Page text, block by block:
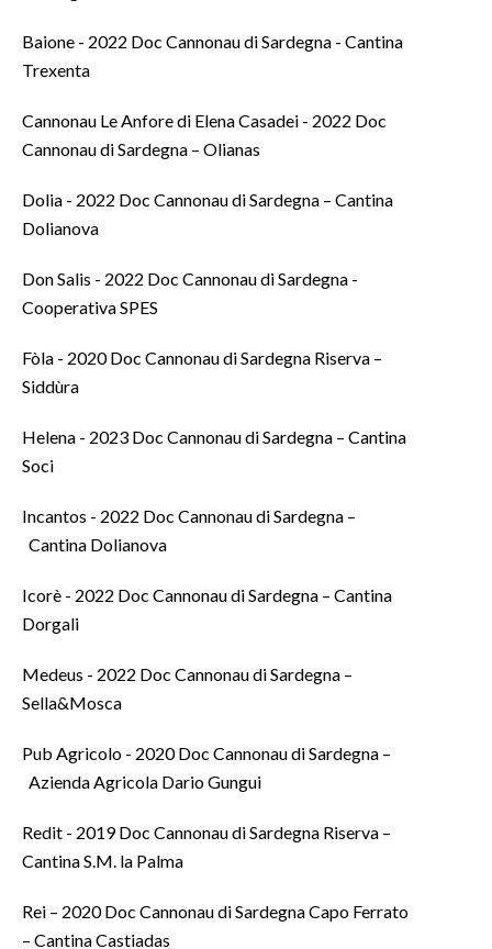
Baione - 2022 Doc Cannonau di Sardegna - Cantina
Trexenta
Cannonau Le Anfore di Elena Casadei - 2022 Doc
Cannonau di Sardegna – Olianas
Dolia - 2022 Doc Cannonau di Sardegna – Cantina
Dolianova
Don Salis - 2022 Doc Cannonau di Sardegna -
Cooperativa SPES
Fòla - 2020 Doc Cannonau di Sardegna Riserva –
Siddùra
Helena - 2023 Doc Cannonau di Sardegna – Cantina
Soci
Incantos - 2022 Doc Cannonau di Sardegna –
Cantina Dolianova
Icorè - 2022 Doc Cannonau di Sardegna – Cantina
Dorgali
Medeus - 2022 Doc Cannonau di Sardegna –
Sella&Mosca
Pub Agricolo - 2020 Doc Cannonau di Sardegna –
Azienda Agricola Dario Gungui
Redit - 2019 Doc Cannonau di Sardegna Riserva –
Cantina S.M. la Palma
Rei – 2020 Doc Cannonau di Sardegna Capo Ferrato
– Cantina Castiadas